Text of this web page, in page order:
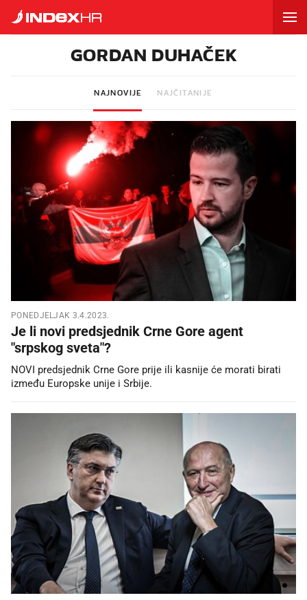
GORDAN DUHAČEK
NAJNOVIJE NAJČITANIJE
PONEDJELJAK 3.4.2023.
Je li novi predsjednik Crne Gore agent
"srpskog sveta"?
NOVI predsjednik Crne Gore prije ili kasnije će morati birati
između Europske unije i Srbije.